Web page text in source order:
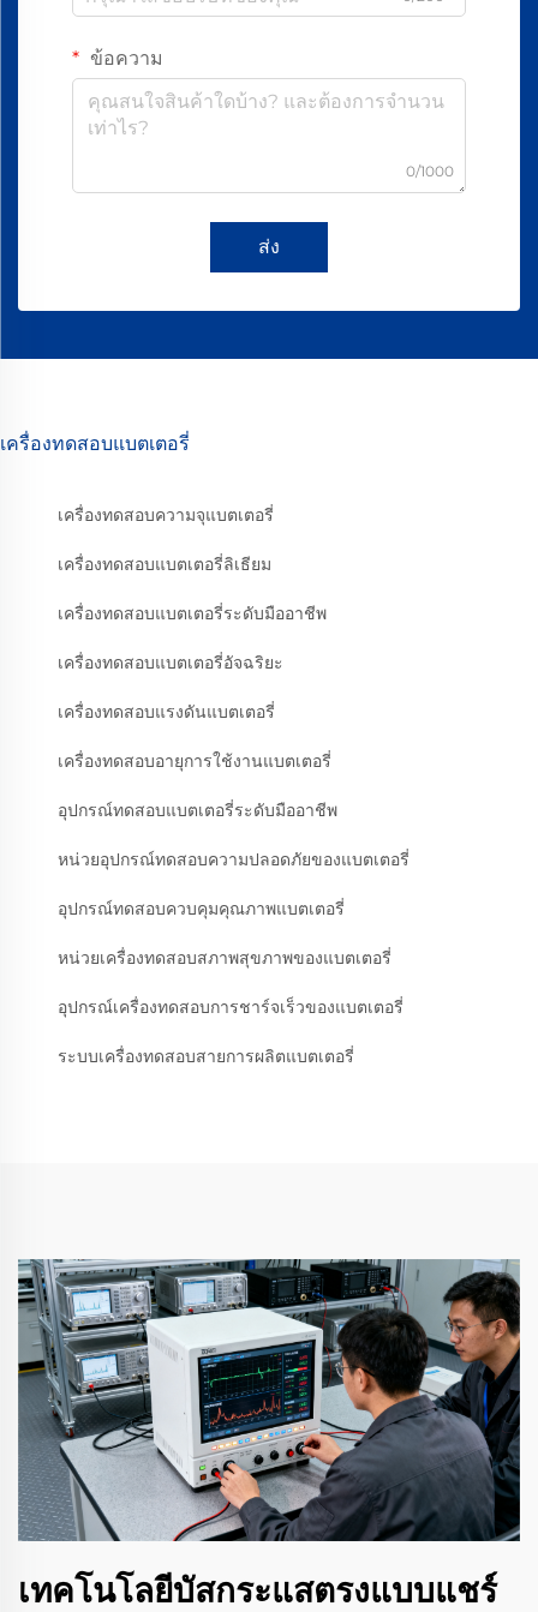
ข้อความ
0/1000
ส่ง
เครื่องทดสอบแบตเตอรี่
เครื่องทดสอบความจุแบตเตอรี่
เครื่องทดสอบแบตเตอรี่ลิเธียม
เครื่องทดสอบแบตเตอรี่ระดับมืออาชีพ
เครื่องทดสอบแบตเตอรี่อัจฉริยะ
เครื่องทดสอบแรงดันแบตเตอรี่
เครื่องทดสอบอายุการใช้งานแบตเตอรี่
อุปกรณ์ทดสอบแบตเตอรี่ระดับมืออาชีพ
หน่วยอุปกรณ์ทดสอบความปลอดภัยของแบตเตอรี่
อุปกรณ์ทดสอบควบคุมคุณภาพแบตเตอรี่
หน่วยเครื่องทดสอบสภาพสุขภาพของแบตเตอรี่
อุปกรณ์เครื่องทดสอบการชาร์จเร็วของแบตเตอรี่
ระบบเครื่องทดสอบสายการผลิตแบตเตอรี่
เทคโนโลยีบัสกระแสตรงแบบแชร์